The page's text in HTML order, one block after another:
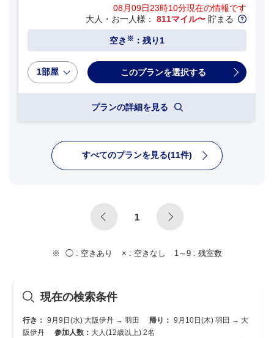
08月09日23時10分現在の情報です
大人・お一人様： 811マイル〜 貯まる
空き ※ ：残り1
1部屋
プランの詳細を見る
すべてのプランを見る(11件)
1
◯ : 空きあり × : 空きなし 1～9 : 残室数
現在の検索条件
行き： 9月9日(水) 大阪伊丹 → 羽田 帰り： 9月10日(木) 羽田 → 大
阪伊丹
参加人数： 大人(12歳以上) 2名